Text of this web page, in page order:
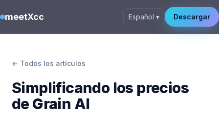
meetXcc Español ▾ Descargar
← Todos los artículos
Simplificando los precios
de Grain AI